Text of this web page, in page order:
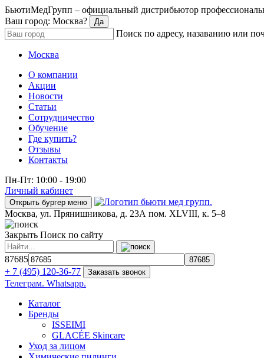
БьютиМедГрупп – официальный дистрибьютор
Ваш город: Москва?
Да
Поиск по адресу, назаванию или
Москва
О компании
Акции
Новости
Статьи
Сотрудничество
Обучение
Где купить?
Отзывы
Контакты
Пн-Пт: 10:00 - 19:00
Личный кабинет
Открыть бургер меню
Москва, ул. Прянишникова, д. 23А пом. XLVIII, к. 5–8
Закрыть Поиск по сайту
87685
+ 7 (495) 120-36-77
Заказать звонок
Телеграм. Whatsapp.
Каталог
Бренды
ISSEIMI
GLACÉE Skincare
Уход за лицом